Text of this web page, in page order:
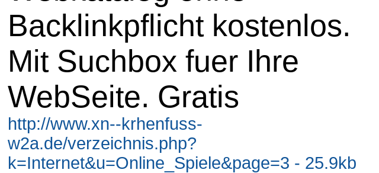
Backlinkpflicht kostenlos.
Mit Suchbox fuer Ihre
WebSeite. Gratis
http://www.xn--krhenfuss-
w2a.de/verzeichnis.php?
k=Internet&u=Online_Spiele&page=3 - 25.9kb